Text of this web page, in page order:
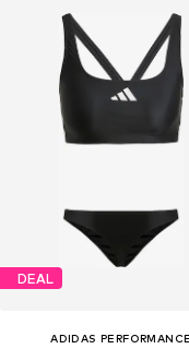
DEAL
ADIDAS PERFORMANCE